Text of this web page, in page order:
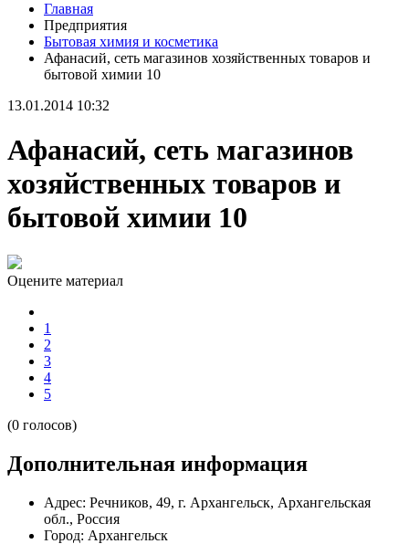
Главная
Предприятия
Бытовая химия и косметика
Афанасий, сеть магазинов хозяйственных товаров и
бытовой химии 10
13.01.2014 10:32
Афанасий, сеть магазинов
хозяйственных товаров и
бытовой химии 10
Оцените материал
1
2
3
4
5
(0 голосов)
Дополнительная информация
Адрес: Речников, 49, г. Архангельск, Архангельская
обл., Россия
Город: Архангельск